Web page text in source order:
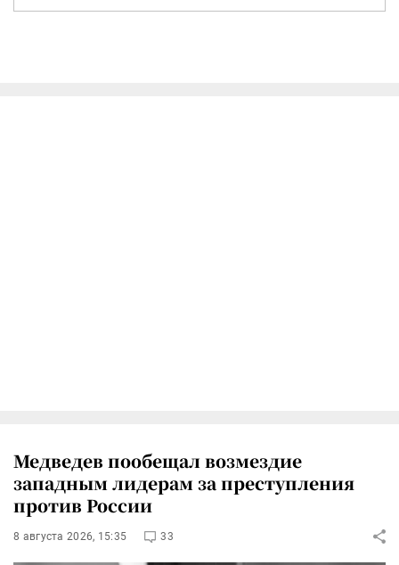
Медведев пообещал возмездие
западным лидерам за преступления
против России
8 августа 2026, 15:35 33